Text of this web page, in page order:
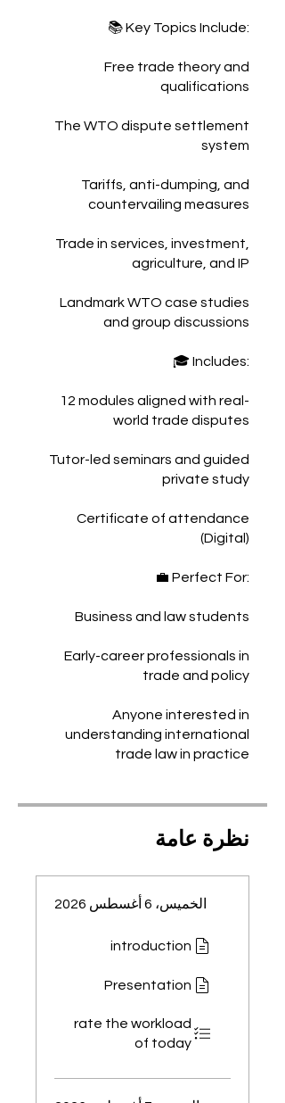
📚 Key Topics Include:
Free trade theory and
qualifications
The WTO dispute settlement
system
Tariffs, anti-dumping, and
countervailing measures
Trade in services, investment,
agriculture, and IP
Landmark WTO case studies
and group discussions
🎓 Includes:
12 modules aligned with real-
world trade disputes
Tutor-led seminars and guided
private study
Certificate of attendance
(Digital)
💼 Perfect For:
Business and law students
Early-career professionals in
trade and policy
Anyone interested in
understanding international
trade law in practice
نظرة عامة
الخميس، 6 أغسطس 2026
introduction
Presentation
rate the workload
of today